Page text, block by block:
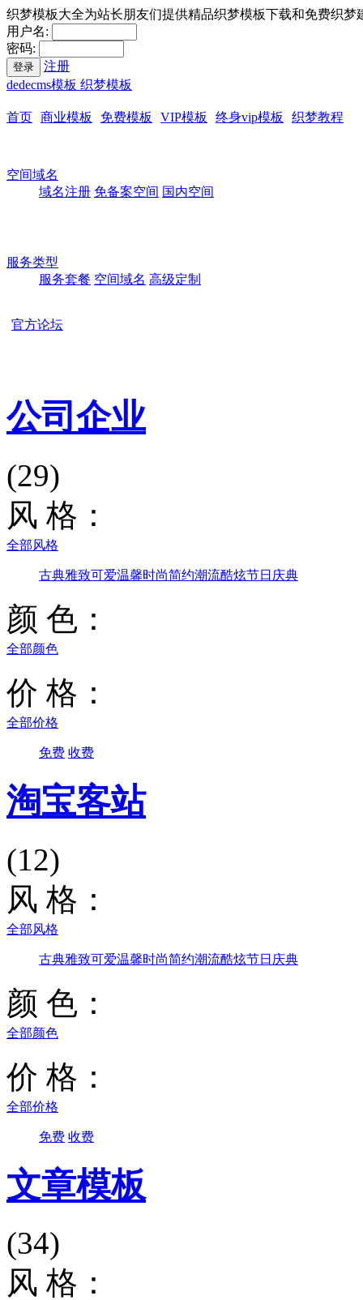
织梦模板大全为站长朋友们提供精品织梦模板下载和免费织梦
用户名:
密码:
登录
注册
dedecms模板 织梦模板
首页 商业模板 免费模板 VIP模板 终身vip模板 织梦教程
空间域名
域名注册 免备案空间 国内空间
服务类型
服务套餐 空间域名 高级定制
官方论坛
公司企业
(29)
风 格：
全部风格
古典雅致可爱温馨时尚简约潮流酷炫节日庆典
颜 色：
全部颜色
价 格：
全部价格
免费 收费
淘宝客站
(12)
风 格：
全部风格
古典雅致可爱温馨时尚简约潮流酷炫节日庆典
颜 色：
全部颜色
价 格：
全部价格
免费 收费
文章模板
(34)
风 格：